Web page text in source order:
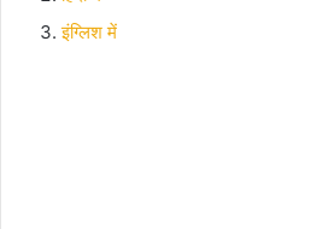
इंग्लिश में